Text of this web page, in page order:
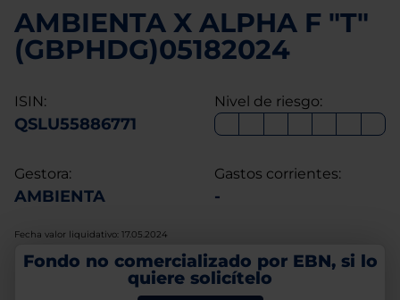
AMBIENTA X ALPHA F "T"
(GBPHDG)05182024
ISIN:
QSLU55886771
Nivel de riesgo:
Gestora:
AMBIENTA
Gastos corrientes:
-
Fecha valor liquidativo: 17.05.2024
Fondo no comercializado por EBN, si lo
quiere solicítelo